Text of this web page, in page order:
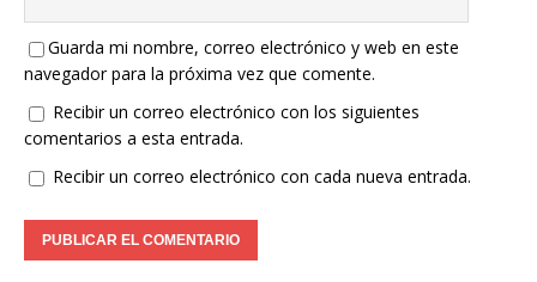
Guarda mi nombre, correo electrónico y web en este
navegador para la próxima vez que comente.
Recibir un correo electrónico con los siguientes
comentarios a esta entrada.
Recibir un correo electrónico con cada nueva entrada.